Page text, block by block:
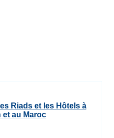
Riads et les Hôtels à
et au Maroc